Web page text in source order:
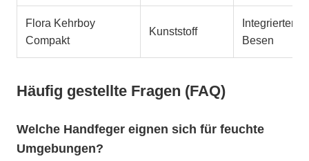
Flora Kehrboy
Compakt
Kunststoff
Integrierter
Besen
Häufig gestellte Fragen (FAQ)
Welche Handfeger eignen sich für feuchte
Umgebungen?